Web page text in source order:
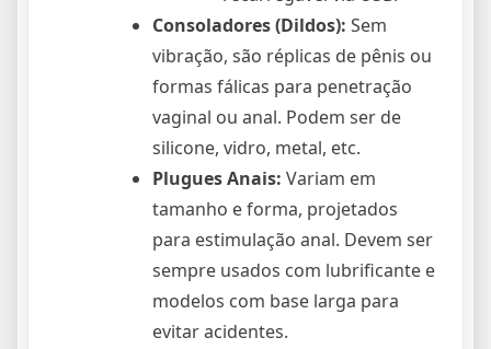
Consoladores (Dildos): Sem
vibração, são réplicas de pênis ou
formas fálicas para penetração
vaginal ou anal. Podem ser de
silicone, vidro, metal, etc.
Plugues Anais: Variam em
tamanho e forma, projetados
para estimulação anal. Devem ser
sempre usados com lubrificante e
modelos com base larga para
evitar acidentes.